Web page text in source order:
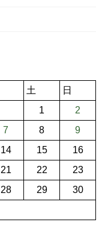
土
日
1
2
7 8
9
14 15
16
21 22
23
28 29
30